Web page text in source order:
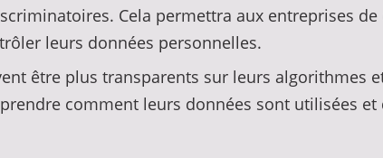
Cela permettra aux entreprises
leurs données personnelles.
être plus transparents sur leurs algorithmes
comment leurs données sont utilisées et